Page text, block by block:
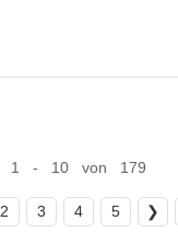
1 - 10 von 179
2 3 4 5 ❯